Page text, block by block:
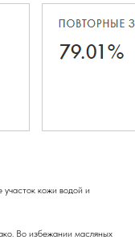
участок кожи водой и
Во избежании масляных